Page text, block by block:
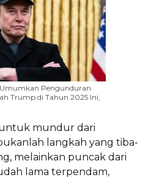
Pengunduran
Trump di Tahun 2025 Ini,
mundur dari
langkah yang tiba-
melainkan puncak dari
lama terpendam,